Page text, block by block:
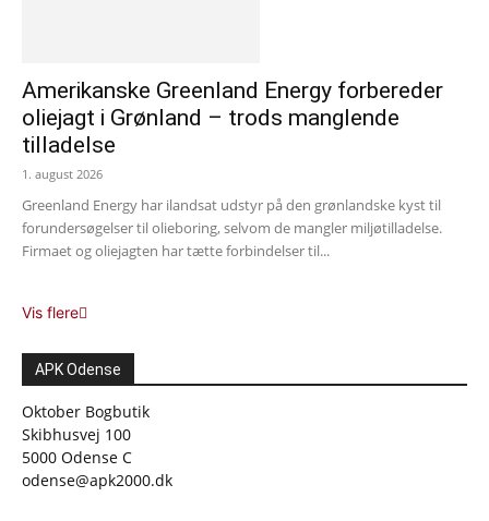
Amerikanske Greenland Energy forbereder
oliejagt i Grønland – trods manglende
tilladelse
1. august 2026
Greenland Energy har ilandsat udstyr på den grønlandske kyst til
forundersøgelser til olieboring, selvom de mangler miljøtilladelse.
Firmaet og oliejagten har tætte forbindelser til...
Vis flere
APK Odense
Oktober Bogbutik
Skibhusvej 100
5000 Odense C
odense@apk2000.dk